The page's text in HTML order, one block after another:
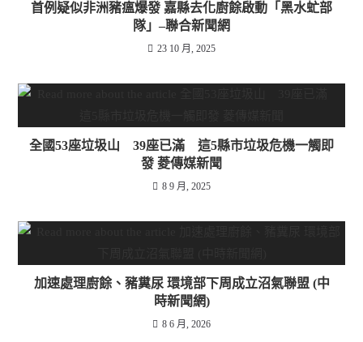
首例疑似非洲豬瘟爆發 嘉縣去化廚餘啟動「黑水虻部
隊」–聯合新聞網
23 10 月, 2025
全國53座垃圾山 39座已滿 這5縣市垃圾危機一觸即
發 菱傳媒新聞
8 9 月, 2025
加速處理廚餘、豬糞尿 環境部下周成立沼氣聯盟 (中
時新聞網)
8 6 月, 2026